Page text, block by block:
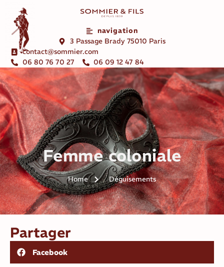
navigation
3 Passage Brady 75010 Paris
contact@sommier.com
06 80 76 70 27
06 09 12 47 84
Femme coloniale
Home Déguisements
Partager
Facebook